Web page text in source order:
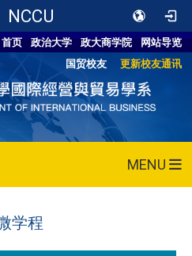
NCCU
首页 政治大学 政大商学院
网站导览
国贸校友
更新校友通讯
MENU
学程